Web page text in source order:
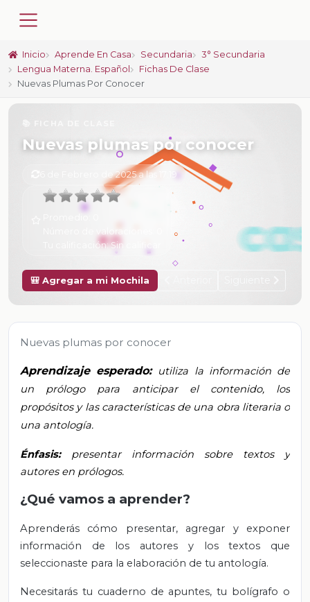
Inicio Aprende En Casa Secundaria
3° Secundaria
Lengua Materna. Español
Fichas De Clase
Nuevas Plumas Por Conocer
Nuevas plumas por conocer
6 de Febrero de 2025 a las 17:19
Número de valoraciones:
Tu calificación:Sin calificar
🎒 Agregar a mi Mochila
Nuevas plumas por conocer
Aprendizaje esperado: utiliza la información de
un prólogo para anticipar el contenido, los
propósitos y las características de una obra literaria o
una antología.
Énfasis: presentar información sobre textos y
autores en prólogos.
¿Qué vamos a aprender?
Aprenderás cómo presentar, agregar y exponer
información de los autores y los textos que
seleccionaste para la elaboración de tu antología.
Necesitarás tu cuaderno de apuntes, tu bolígrafo o